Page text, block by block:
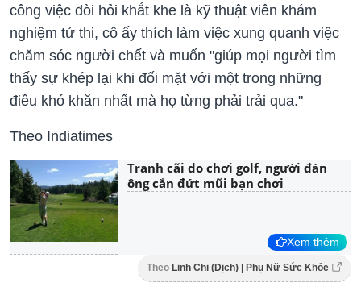
công việc đòi hỏi khắt khe là kỹ thuật viên khám
nghiệm tử thi, cô ấy thích làm việc xung quanh việc
chăm sóc người chết và muốn "giúp mọi người tìm
thấy sự khép lại khi đối mặt với một trong những
điều khó khăn nhất mà họ từng phải trải qua."
Theo Indiatimes
Tranh cãi do chơi golf, người đàn
ông cắn đứt mũi bạn chơi
Xem thêm
Theo Linh Chi (Dịch) | Phụ Nữ Sức Khỏe